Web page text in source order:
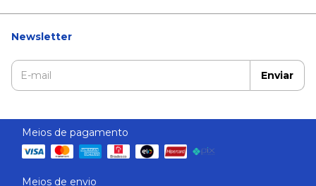
Newsletter
Meios de pagamento
Meios de envio